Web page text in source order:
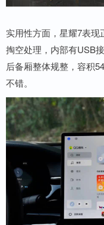
实用性方面，星耀7表
掏空处理，内部有USB
后备厢整体规整，容积
不错。